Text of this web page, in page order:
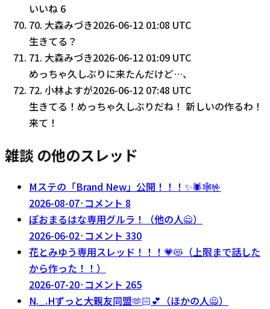
いいね 6
70. 大森みづき2026-06-12 01:08 UTC
生きてる？
71. 大森みづき2026-06-12 01:09 UTC
めっちゃ久しぶりに来たんだけど…、
72. 小林よすが2026-06-12 07:48 UTC
生きてる！めっちゃ久しぶりだね！ 新しいの作るわ！
来て！
雑談 の他のスレッド
Mステの「Brand New」公開！！！✨🕷️🕸️🤟
2026-08-07· コメント 8
ぽおまるはな専用グルラ！（他の人🙅）
2026-06-02· コメント 330
花とみゆう専用スレッド！！！💗😻（上限まで話した
から作った！！）
2026-07-20· コメント 265
N._.Hずっと大親友同盟‪🫶🏻‬💕︎︎（ほかの人🙅）